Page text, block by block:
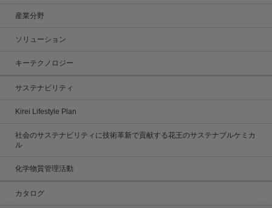
産業分野
ソリューション
キーテクノロジー
サステナビリティ
Kirei Lifestyle Plan
社会のサステナビリティに技術革新で貢献する花王のサステナブルケミカ
ル
化学物質管理活動
カタログ